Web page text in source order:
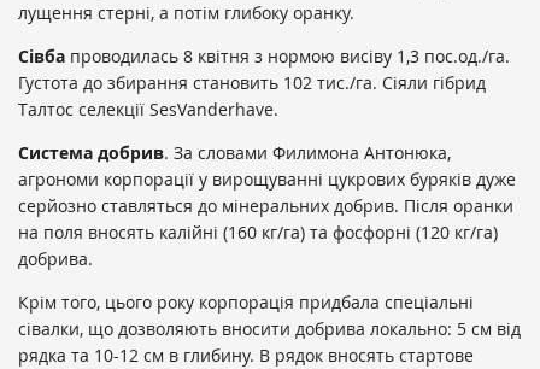
лущення стерні, а потім глибоку оранку.
Сівба проводилась 8 квітня з нормою висіву 1,3 пос.од./га.
Густота до збирання становить 102 тис./га. Сіяли гібрид
Талтос селекції SesVanderhave.
Система добрив. За словами Филимона Антонюка,
агрономи корпорації у вирощуванні цукрових буряків дуже
серйозно ставляться до мінеральних добрив. Після оранки
на поля вносять калійні (160 кг/га) та фосфорні (120 кг/га)
добрива.
Крім того, цього року корпорація придбала спеціальні
сівалки, що дозволяють вносити добрива локально: 5 см від
рядка та 10-12 см в глибину. В рядок вносять стартове